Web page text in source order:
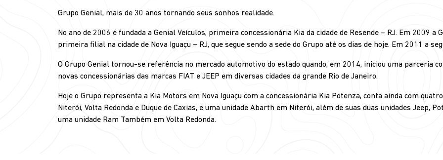
Grupo Genial, mais de 30 anos tornando seus sonhos realidade.
No ano de 2006 é fundada a Genial Veículos, primeira concessionária Kia da cidade de Resende – RJ. Em 2009 a
primeira filial na cidade de Nova Iguaçu – RJ, que segue sendo a sede do Grupo até os dias de hoje. Em 2011 a
O Grupo Genial tornou-se referência no mercado automotivo do estado quando, em 2014, iniciou uma parceria
novas concessionárias das marcas FIAT e JEEP em diversas cidades da grande Rio de Janeiro.
Hoje o Grupo representa a Kia Motors em Nova Iguaçu com a concessionária Kia Potenza, conta ainda com
Niterói, Volta Redonda e Duque de Caxias, e uma unidade Abarth em Niterói, além de suas duas unidades Jeep,
uma unidade Ram Também em Volta Redonda.